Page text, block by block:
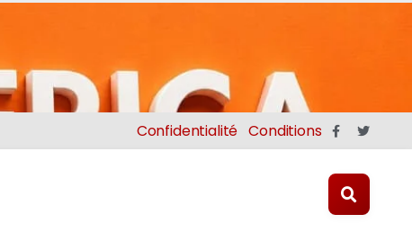
Confidentialité Conditions